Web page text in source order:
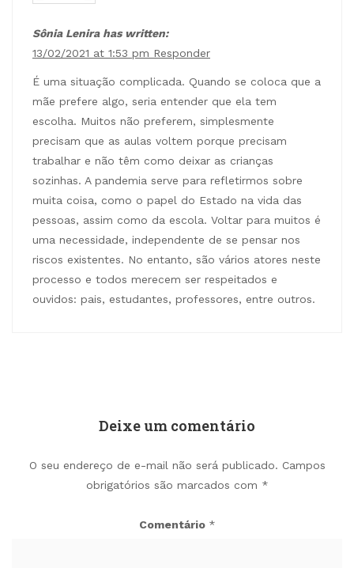
Sônia Lenira has written:
13/02/2021 at 1:53 pm Responder
É uma situação complicada. Quando se coloca que a
mãe prefere algo, seria entender que ela tem
escolha. Muitos não preferem, simplesmente
precisam que as aulas voltem porque precisam
trabalhar e não têm como deixar as crianças
sozinhas. A pandemia serve para refletirmos sobre
muita coisa, como o papel do Estado na vida das
pessoas, assim como da escola. Voltar para muitos é
uma necessidade, independente de se pensar nos
riscos existentes. No entanto, são vários atores neste
processo e todos merecem ser respeitados e
ouvidos: pais, estudantes, professores, entre outros.
Deixe um comentário
O seu endereço de e-mail não será publicado. Campos
obrigatórios são marcados com *
Comentário *